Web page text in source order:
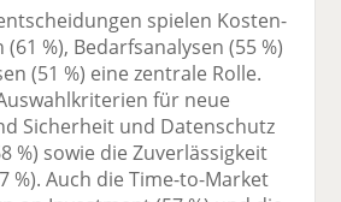
spielen Kosten-
%), Bedarfsanalysen (55 %)
(51 %) eine zentrale Rolle.
für neue
Sicherheit und Datenschutz
%) sowie die Zuverlässigkeit
%). Auch die Time-to-Market